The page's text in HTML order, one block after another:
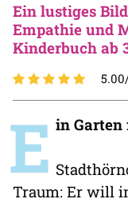
Ein lustiges
Empathie und
Kinderbuch ab
E in Garten
Traum: Er will